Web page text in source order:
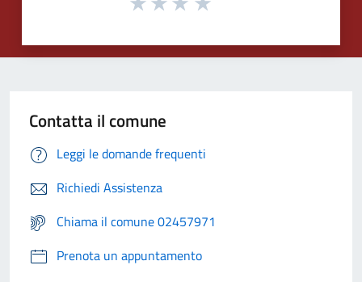
Contatta il comune
Leggi le domande frequenti
Richiedi Assistenza
Chiama il comune 02457971
Prenota un appuntamento